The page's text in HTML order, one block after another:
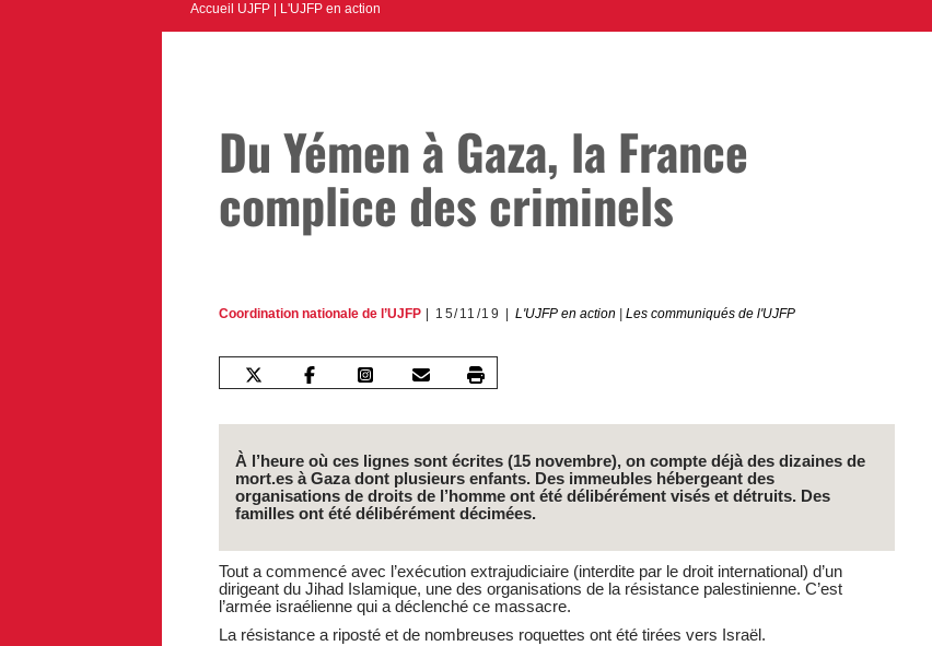
Accueil UJFP L'UJFP en action
Du Yémen à Gaza, la France
complice des criminels
Coordination nationale de l’UJFP 15/11/19 L'UJFP en action Les communiqués de l'UJFP
À l’heure où ces lignes sont écrites (15 novembre), on compte déjà des dizaines de
mort.es à Gaza dont plusieurs enfants. Des immeubles hébergeant des
organisations de droits de l’homme ont été délibérément visés et détruits. Des
familles ont été délibérément décimées.
Tout a commencé avec l’exécution extrajudiciaire (interdite par le droit international) d’un
dirigeant du Jihad Islamique, une des organisations de la résistance palestinienne. C’est
l’armée israélienne qui a déclenché ce massacre.
La résistance a riposté et de nombreuses roquettes ont été tirées vers Israël.